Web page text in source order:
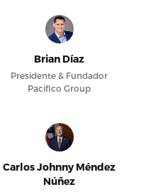
Brian Díaz
Presidente & Fundador
Pacifico Group
Carlos Johnny Méndez
Núñez